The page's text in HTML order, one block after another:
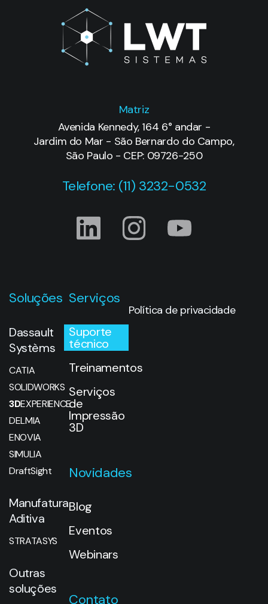
Matriz
Avenida Kennedy, 164 6° andar -
Jardim do Mar - São Bernardo do Campo,
São Paulo - CEP: 09726-250
Telefone: (11) 3232-0532
Soluções
Dassault
Systèms
CATIA
SOLIDWORKS
3DEXPERIENCE
DELMIA
ENOVIA
SIMULIA
DraftSight
Manufatura
Aditiva
STRATASYS
Outras
soluções
Serviços
Suporte
técnico
Treinamentos
Serviços
de
Impressão
3D
Novidades
Blog
Eventos
Webinars
Contato
Política de privacidade